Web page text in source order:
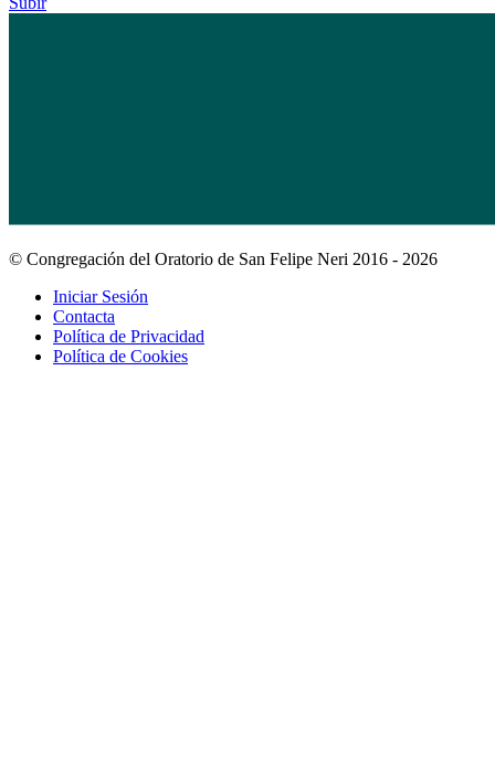
© Congregación del Oratorio de San Felipe Neri 2016 - 2026
Iniciar Sesión
Contacta
Política de Privacidad
Política de Cookies